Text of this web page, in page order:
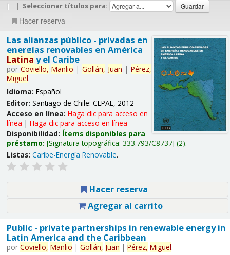
| | Seleccionar títulos para:
Hacer reserva
Las alianzas público - privadas en
energías renovables en América
Latina y el Caribe
por Coviello, Manlio | Gollán, Juan | Pérez,
Miguel.
Idioma: Español
Editor: Santiago de Chile: CEPAL, 2012
Acceso en línea: Haga clic para acceso en
línea | Haga clic para acceso en línea
Disponibilidad: Ítems disponibles para
préstamo: Signatura topográfica: 333.793/C8737 (2).
Listas: Caribe-Energía Renovable.
Hacer reserva
Agregar al carrito
Public - private partnerships in renewable energy in
Latin America and the Caribbean
por Coviello, Manlio | Gollán, Juan | Pérez, Miguel.